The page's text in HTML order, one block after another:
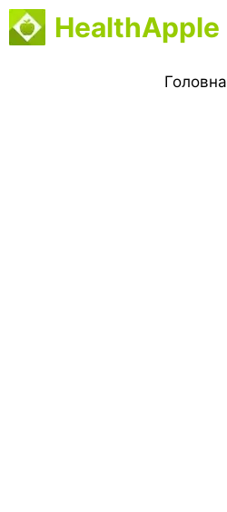
Перейти
до
HealthApple
Головна